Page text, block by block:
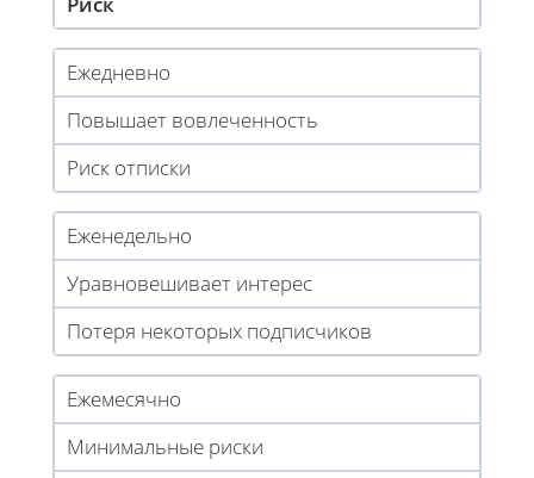
Ежедневно
Повышает вовлеченность
Риск отписки
Еженедельно
Уравновешивает интерес
Потеря некоторых подписчиков
Ежемесячно
Минимальные риски